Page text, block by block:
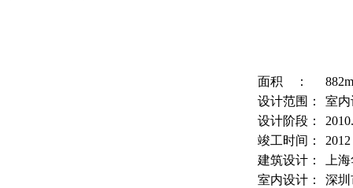
面积 ：
设计范围：
室
设计阶段：
竣工时间：
2012
建筑设计：
上
室内设计：
深